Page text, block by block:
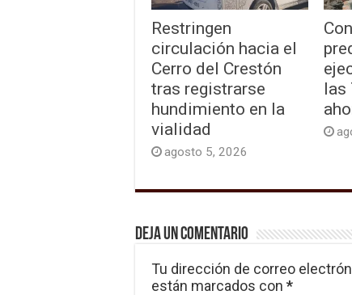
Restringen
circulación hacia el
Cerro del Crestón
tras registrarse
hundimiento en la
vialidad
agosto 5, 2026
las
Deja un comentario
Tu dirección de correo
están marcados con *